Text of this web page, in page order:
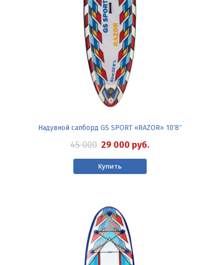
Надувной сапборд GS SPORT «RAZOR» 10’8″
45 000 29 000 руб.
Купить